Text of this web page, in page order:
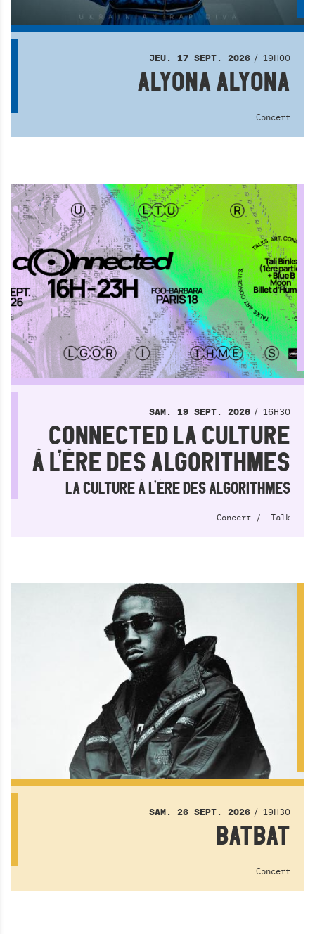
JEU. 17 SEPT. 2026 19H00
ALYONA ALYONA
Concert
SAM. 19 SEPT. 2026 16H30
CONNECTED LA CULTURE
À L’ÈRE DES ALGORITHMES
LA CULTURE À L’ÈRE DES ALGORITHMES
Concert Talk
SAM. 26 SEPT. 2026 19H30
BATBAT
Concert